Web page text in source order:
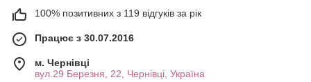
100% позитивних з 119 відгуків за рік
Працює з 30.07.2016
м. Чернівці
вул.29 Березня, 22, Чернівці, Україна